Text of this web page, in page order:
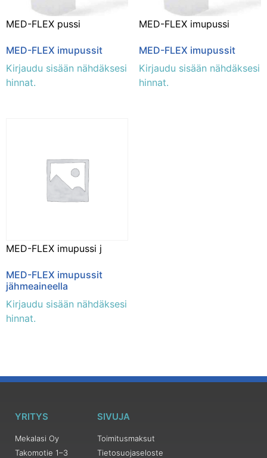
MED-FLEX pussi
MED-FLEX imupussit
Kirjaudu sisään nähdäksesi
hinnat.
MED-FLEX imupussi
MED-FLEX imupussit
Kirjaudu sisään nähdäksesi
hinnat.
MED-FLEX imupussi j
MED-FLEX imupussit
jähmeaineella
Kirjaudu sisään nähdäksesi
hinnat.
YRITYS
Mekalasi Oy
Takomotie 1–3
SIVUJA
Toimitusmaksut
Tietosuojaseloste